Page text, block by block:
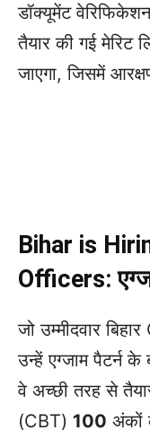
डॉक्यूमेंट
तैयार की गई मेरिट
जाएगा, जिसमें
Bihar is
Officers:
जो उम्मीदवार
उन्हें एग्जाम पैटर्न के
वे अच्छी तरह से
(CBT) 100 अंकों